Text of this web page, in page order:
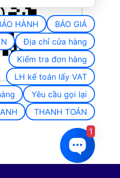
HÀNH
BÁO GIÁ
Địa chỉ cửa hàng
Kiểm tra đơn hàng
LH kế toán lấy VAT
Yêu cầu gọi lại
THANH TOÁN
1